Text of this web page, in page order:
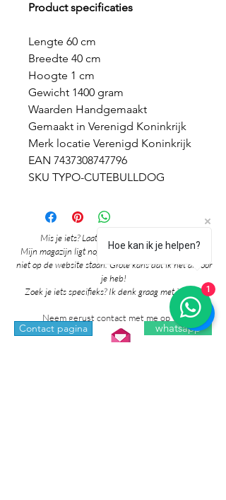
Product specificaties
Lengte 60 cm
Breedte 40 cm
Hoogte 1 cm
Gewicht 1400 gram
Waarden Handgemaakt
Gemaakt in Verenigd Koninkrijk
Merk locatie Verenigd Koninkrijk
EAN 7437308747796
SKU TYPO-CUTEBULLDOG
Mis je iets? Laat het me vooral weten! 🎉
Mijn magazijn ligt nog vol mooie producten die nog
niet op de website staan. Grote kans dat ik het al voor
je heb!
Zoek je iets specifieks? Ik denk graag met je mee!
Neem gerust contact met me op via:
Contact pagina whatsapp
Hoe kan ik je helpen?
1